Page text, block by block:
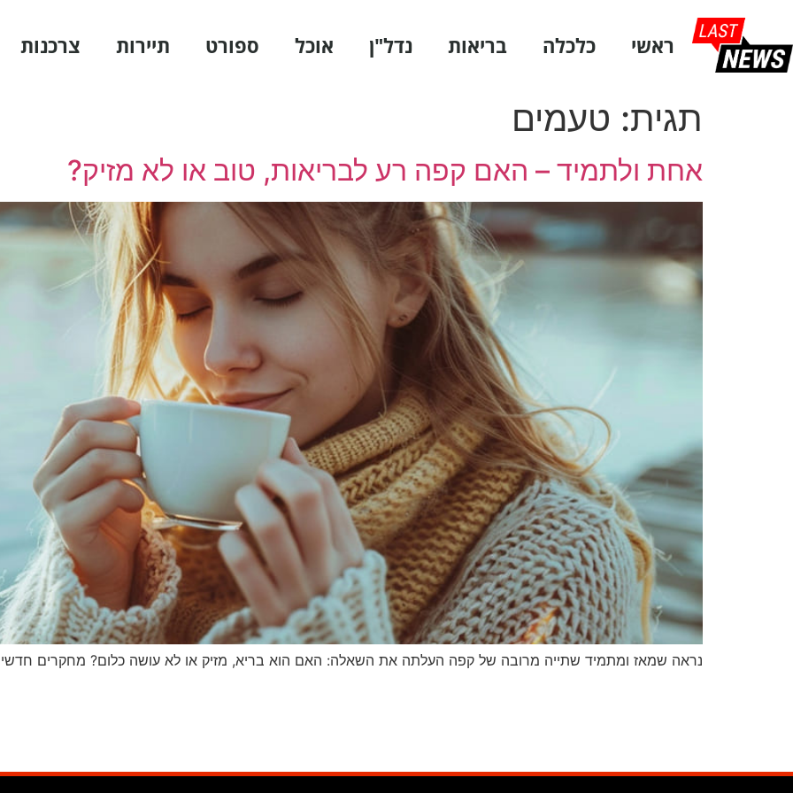
ראשי כלכלה בריאות נדל"ן אוכל ספורט תיירות צרכנות
תגית: טעמים
אחת ולתמיד – האם קפה רע לבריאות, טוב או לא מזיק?
נראה שמאז ומתמיד שתייה מרובה של קפה העלתה את השאלה: האם הוא בריא, מזיק או לא עושה כלום? מחקרים